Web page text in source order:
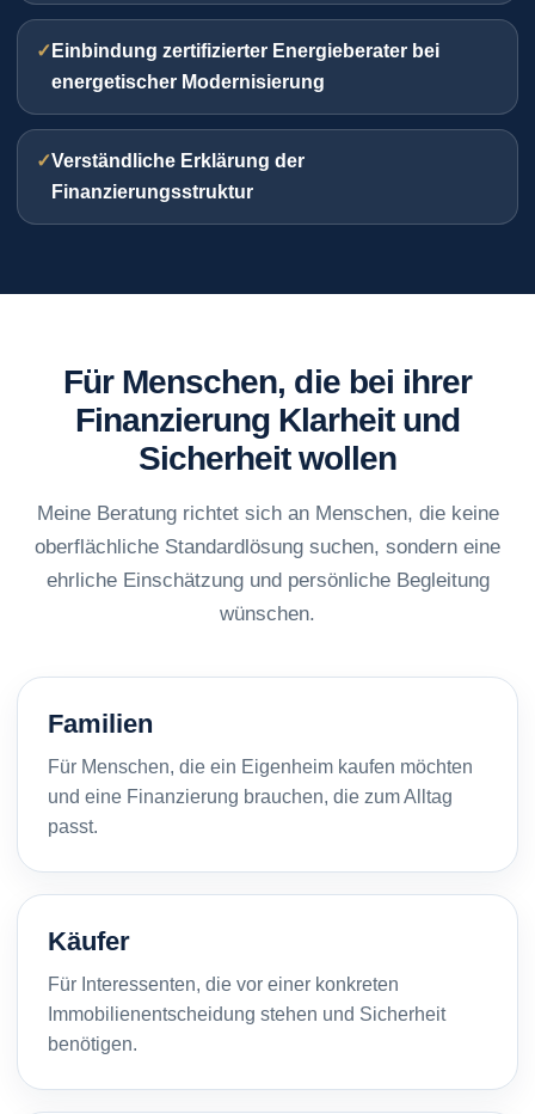
Einbindung zertifizierter Energieberater bei
energetischer Modernisierung
Verständliche Erklärung der
Finanzierungsstruktur
Für Menschen, die bei ihrer
Finanzierung Klarheit und
Sicherheit wollen
Meine Beratung richtet sich an Menschen, die keine
oberflächliche Standardlösung suchen, sondern eine
ehrliche Einschätzung und persönliche Begleitung
wünschen.
Familien
Für Menschen, die ein Eigenheim kaufen möchten
und eine Finanzierung brauchen, die zum Alltag
passt.
Käufer
Für Interessenten, die vor einer konkreten
Immobilienentscheidung stehen und Sicherheit
benötigen.